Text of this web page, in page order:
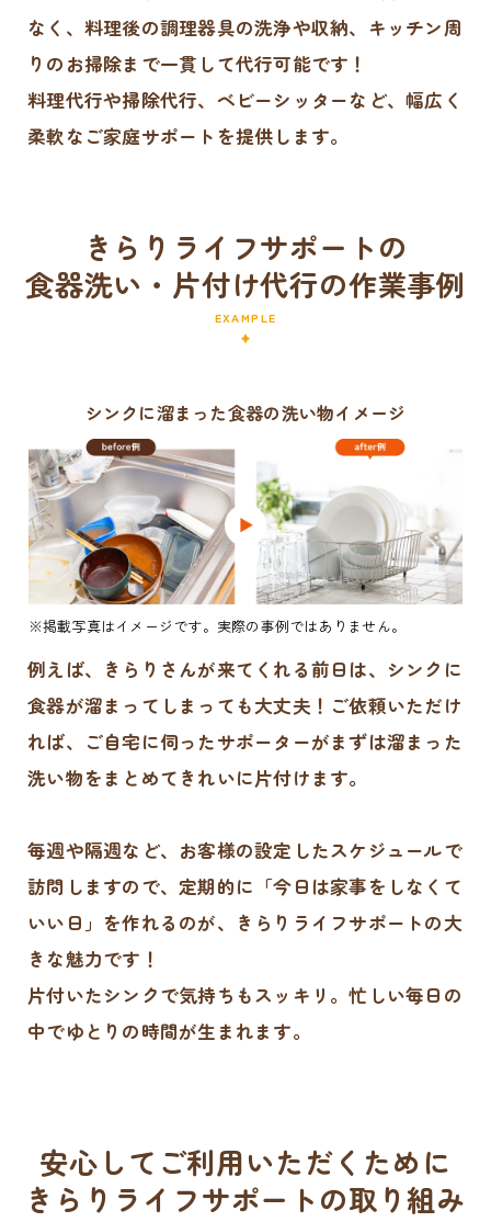
なく、料理後の調理器具の洗浄や収納、キッチン周
りのお掃除まで一貫して代行可能です！
料理代行や掃除代行、ベビーシッターなど、幅広く
柔軟なご家庭サポートを提供します。
きらりライフサポートの
食器洗い・片付け代行の作業事例
EXAMPLE
シンクに溜まった食器の洗い物イメージ
※掲載写真はイメージです。実際の事例ではありません。
例えば、きらりさんが来てくれる前日は、シンクに
食器が溜まってしまっても大丈夫！ご依頼いただけ
れば、ご自宅に伺ったサポーターがまずは溜まった
洗い物をまとめてきれいに片付けます。
毎週や隔週など、お客様の設定したスケジュールで
訪問しますので、定期的に「今日は家事をしなくて
いい日」を作れるのが、きらりライフサポートの大
きな魅力です！
片付いたシンクで気持ちもスッキリ。忙しい毎日の
中でゆとりの時間が生まれます。
安心してご利用いただくために
きらりライフサポートの取り組み